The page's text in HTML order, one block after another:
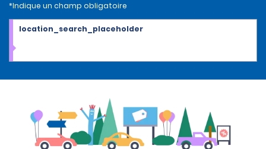
*Indique un champ obligatoire
location_search_placeholder